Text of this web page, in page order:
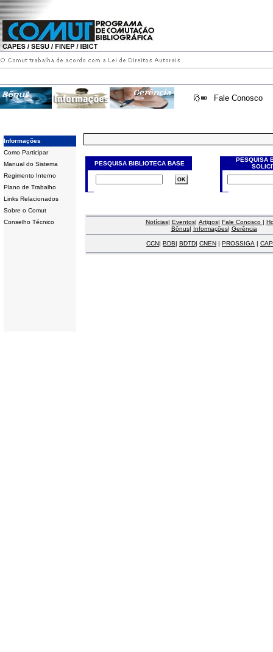
Fale Conosco
Informações
Como Participar
Manual do Sistema
Regimento Interno
Plano de Trabalho
Links Relacionados
Sobre o Comut
Conselho Técnico
PESQUISA BIBLIOTECA BASE
PESQUISA
Notícias| Eventos| Artigos| Fale Conosco |
Bônus| Informações| Gerência
CCN| BDB| BDTD| CNEN | PROSSIGA |